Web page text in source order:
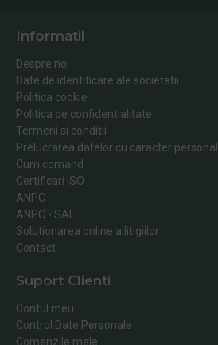
Informatii
Despre noi
Date de identificare ale societatii
Politica cookie
Politica de confidentialitate
Termeni si conditii
Prelucrarea datelor cu caracter personal
Cum comand
Certificari ISO
ANPC
ANPC - SAL
Solutionarea online a litigiilor
Contact
Suport Clienti
Contul meu
Control Date Personale
Comenzile mele